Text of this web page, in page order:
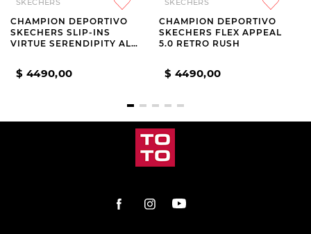
SKECHERS
CHAMPION DEPORTIVO
SKECHERS SLIP-INS
VIRTUE SERENDIPITY ALL
$ 4490,00
SKECHERS
CHAMPION DEPORTIVO
SKECHERS FLEX APPEAL
5.0 RETRO RUSH
$ 4490,00